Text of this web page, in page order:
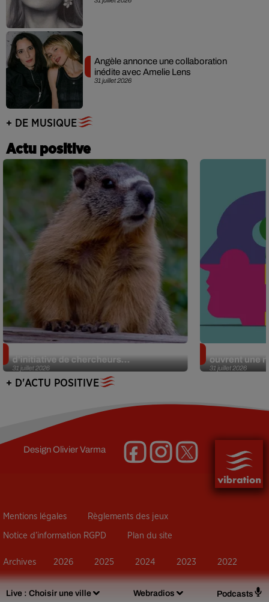
Live : Choisir une ville Webradios Podcasts
31 juillet 2026
Angèle annonce une collaboration
inédite avec Amelie Lens
+ DE MUSIQUE
Actu positive
31 juillet 2026
d’initiative de chercheurs...
31 juillet 2026
ouvrent une
+ D'ACTU POSITIVE
DesignOlivier Varma
Mentions légales Règlements des jeux
Notice d’information RGPD Plan du site
Archives 2026 2025 2024 2023 2022